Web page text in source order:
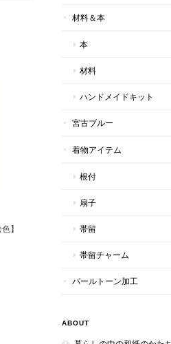
】
材料＆本
本
材料
ハンドメイドキット
宮古ブルー
着物アイテム
根付
扇子
帯留
帯留チャーム
パールトーン加工
ABOUT